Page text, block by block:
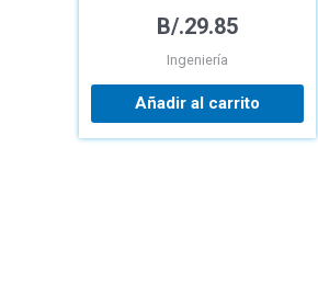
B/.29.85
Ingeniería
Añadir al carrito